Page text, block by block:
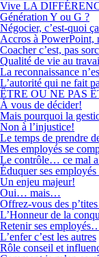
Vive LA
Génération Y ou G ?
Négocier, c’est-quoi
Accros à PowerPoint,
Coacher c’est, pas
Qualité de vie au
La reconnaissance
L’autorité qui ne fait
ÊTRE OU NE PAS
À vous de décider!
Mais pourquoi la
Non à l’injustice!
Le temps de prendre
Mes employés se
Le contrôle… ce mal
Éduquer ses
Un enjeu majeur!
Oui… mais…
Offrez-vous des
L’Honneur de la
Retenir ses
L’enfer c’est les autres
Rôle conseil et